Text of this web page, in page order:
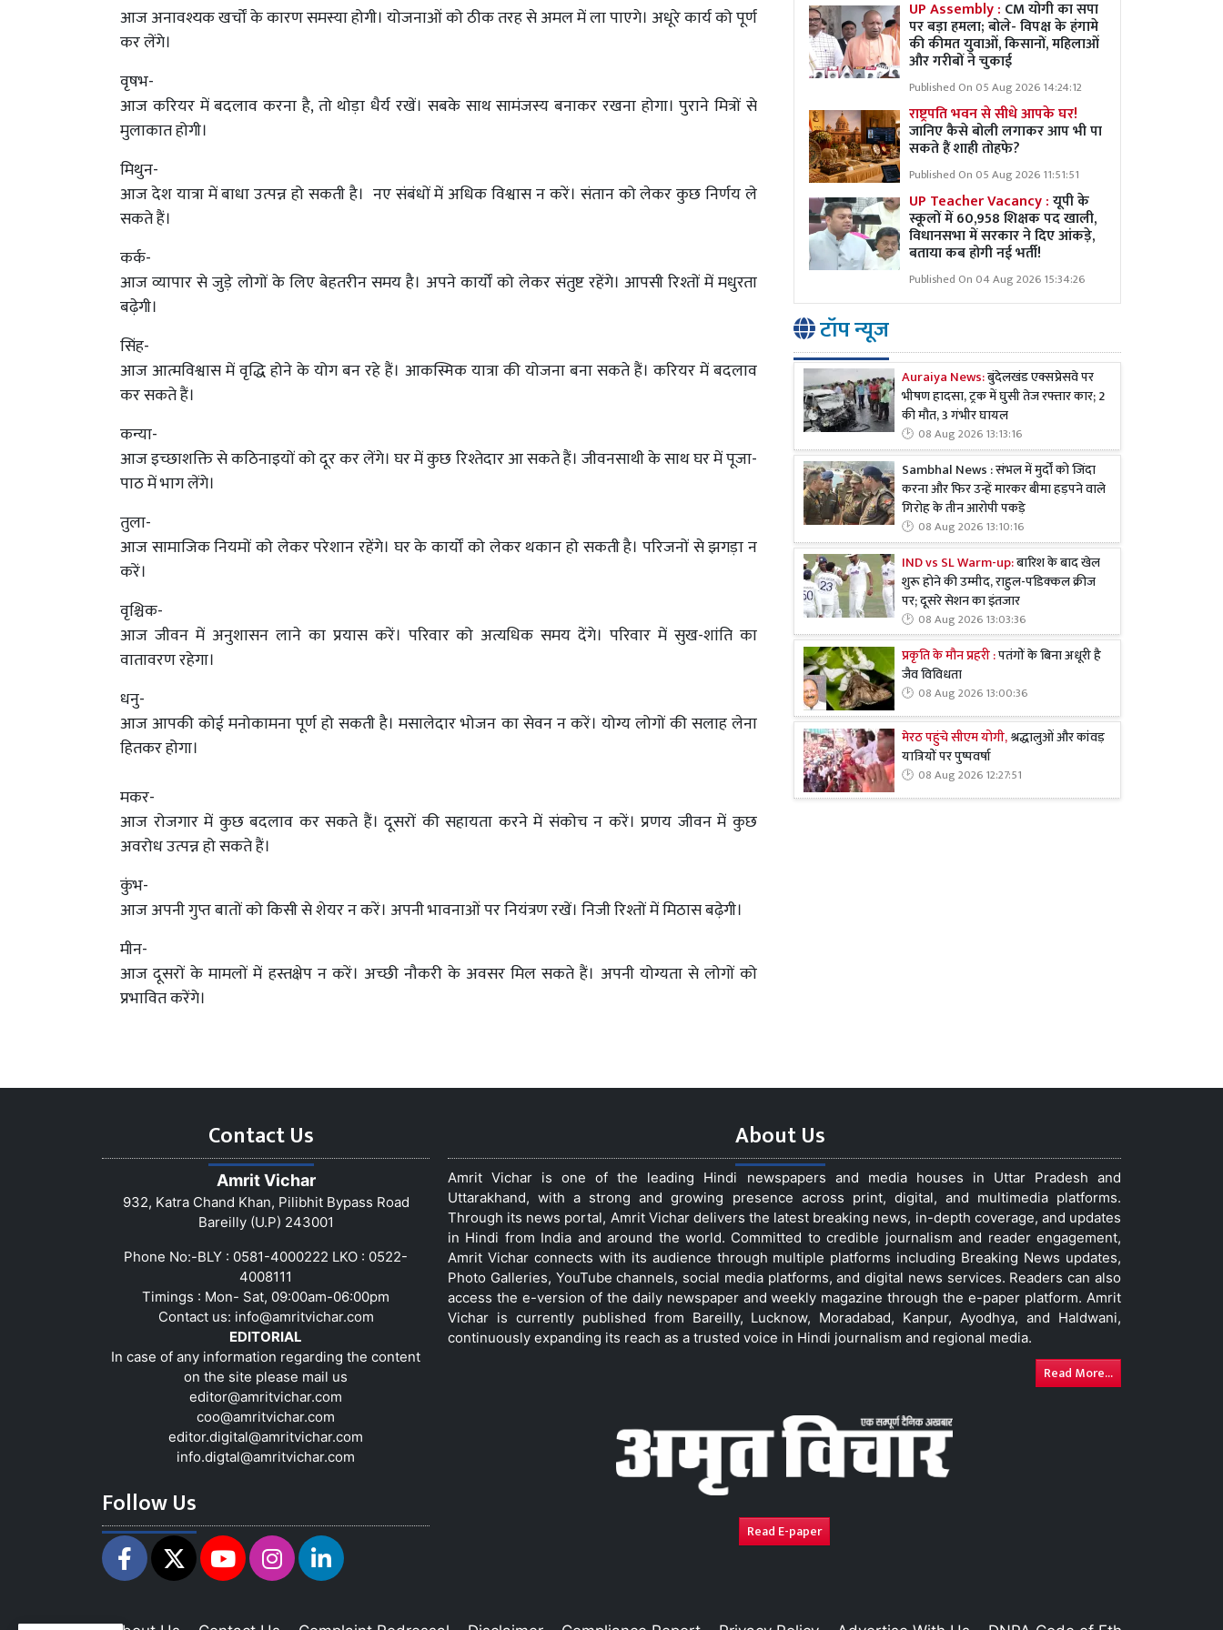
आज अनावश्यक खर्चों के कारण समस्या होगी। योजनाओं को ठीक तरह से अमल में ला पाएगे। अधूरे कार्य को पूर्ण
कर लेंगे।
वृषभ-
आज करियर में बदलाव करना है, तो थोड़ा धैर्य रखें। सबके साथ सामंजस्य बनाकर रखना होगा। पुराने मित्रों से
मुलाकात होगी।
मिथुन-
आज देश यात्रा में बाधा उत्पन्न हो सकती है। नए संबंधों में अधिक विश्वास न करें। संतान को लेकर कुछ निर्णय ले
सकते हैं।
कर्क-
आज व्यापार से जुड़े लोगों के लिए बेहतरीन समय है। अपने कार्यों को लेकर संतुष्ट रहेंगे। आपसी रिश्तों में मधुरता
बढ़ेगी।
सिंह-
आज आत्मविश्वास में वृद्धि होने के योग बन रहे हैं। आकस्मिक यात्रा की योजना बना सकते हैं। करियर में बदलाव
कर सकते हैं।
कन्या-
आज इच्छाशक्ति से कठिनाइयों को दूर कर लेंगे। घर में कुछ रिश्तेदार आ सकते हैं। जीवनसाथी के साथ घर में पूजा-
पाठ में भाग लेंगे।
तुला-
आज सामाजिक नियमों को लेकर परेशान रहेंगे। घर के कार्यों को लेकर थकान हो सकती है। परिजनों से झगड़ा न
करें।
वृश्चिक-
आज जीवन में अनुशासन लाने का प्रयास करें। परिवार को अत्यधिक समय देंगे। परिवार में सुख-शांति का
वातावरण रहेगा।
धनु-
आज आपकी कोई मनोकामना पूर्ण हो सकती है। मसालेदार भोजन का सेवन न करें। योग्य लोगों की सलाह लेना
हितकर होगा।
मकर-
आज रोजगार में कुछ बदलाव कर सकते हैं। दूसरों की सहायता करने में संकोच न करें। प्रणय जीवन में कुछ
अवरोध उत्पन्न हो सकते हैं।
कुंभ-
आज अपनी गुप्त बातों को किसी से शेयर न करें। अपनी भावनाओं पर नियंत्रण रखें। निजी रिश्तों में मिठास बढ़ेगी।
मीन-
आज दूसरों के मामलों में हस्तक्षेप न करें। अच्छी नौकरी के अवसर मिल सकते हैं। अपनी योग्यता से लोगों को
प्रभावित करेंगे।
UP Assembly : CM योगी का सपा
पर बड़ा हमला; बोले- विपक्ष के हंगामे
की कीमत युवाओं, किसानों, महिलाओं
और गरीबों ने चुकाई
Published On 05 Aug 2026 14:24:12
राष्ट्रपति भवन से सीधे आपके घर!
जानिए कैसे बोली लगाकर आप भी पा
सकते हैं शाही तोहफे?
Published On 05 Aug 2026 11:51:51
UP Teacher Vacancy :यूपी के
स्कूलों में 60,958 शिक्षक पद खाली,
विधानसभा में सरकार ने दिए आंकड़े,
बताया कब होगी नई भर्ती!
Published On 04 Aug 2026 15:34:26
टॉप न्यूज
Auraiya News:बुंदेलखंड एक्सप्रेसवे पर
भीषण हादसा, ट्रक में घुसी तेज रफ्तार कार; 2
की मौत, 3 गंभीर घायल
08 Aug 2026 13:13:16
Sambhal News : संभल में मुर्दों को जिंदा
करना और फिर उन्हें मारकर बीमा हड़पने वाले
गिरोह के तीन आरोपी पकड़े
08 Aug 2026 13:10:16
IND vs SL Warm-up:बारिश के बाद खेल
शुरू होने की उम्मीद, राहुल-पडिक्कल क्रीज
पर; दूसरे सेशन का इंतजार
08 Aug 2026 13:03:36
प्रकृति के मौन प्रहरी :पतंगों के बिना अधूरी है
जैव विविधता
08 Aug 2026 13:00:36
मेरठ पहुंचे सीएम योगी,श्रद्धालुओं और कांवड़
यात्रियों पर पुष्पवर्षा
08 Aug 2026 12:27:51
Contact Us
Amrit Vichar
932, Katra Chand Khan, Pilibhit Bypass Road
Bareilly (U.P) 243001
Phone No:-BLY : 0581-4000222 LKO : 0522-
4008111
Timings : Mon- Sat, 09:00am-06:00pm
Contact us: info@amritvichar.com
EDITORIAL
In case of any information regarding the content
on the site please mail us
editor@amritvichar.com
coo@amritvichar.com
editor.digital@amritvichar.com
info.digtal@amritvichar.com
Follow Us
About Us
Amrit Vichar is one of the leading Hindi newspapers and media houses in Uttar Pradesh and
Uttarakhand, with a strong and growing presence across print, digital, and multimedia platforms.
Through its news portal, Amrit Vichar delivers the latest breaking news, in-depth coverage, and updates
in Hindi from India and around the world. Committed to credible journalism and reader engagement,
Amrit Vichar connects with its audience through multiple platforms including Breaking News updates,
Photo Galleries, YouTube channels, social media platforms, and digital news services. Readers can also
access the e-version of the daily newspaper and weekly magazine through the e-paper platform. Amrit
Vichar is currently published from Bareilly, Lucknow, Moradabad, Kanpur, Ayodhya, and Haldwani,
continuously expanding its reach as a trusted voice in Hindi journalism and regional media.
Read More...
Read E-paper